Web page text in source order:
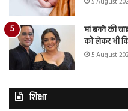
मां बनने की
को लेकर भी
5 August
शिक्षा